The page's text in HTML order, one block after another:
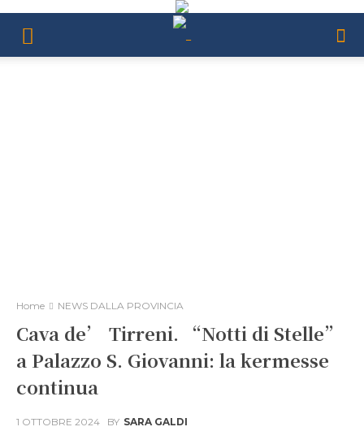
Home NEWS DALLA PROVINCIA
Cava de’ Tirreni. “Notti di Stelle”
a Palazzo S. Giovanni: la kermesse
continua
1 OTTOBRE 2024 BY SARA GALDI